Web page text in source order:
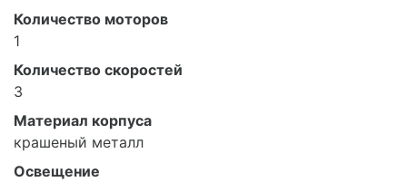
Количество моторов
1
Количество скоростей
3
Материал корпуса
крашеный металл
Освещение